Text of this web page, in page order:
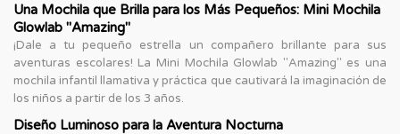
Una Mochila que Brilla para los Más Pequeños: Mini Mochila
Glowlab "Amazing"
¡Dale a tu pequeño estrella un compañero brillante para sus
aventuras escolares! La Mini Mochila Glowlab "Amazing" es una
mochila infantil llamativa y práctica que cautivará la imaginación de
los niños a partir de los 3 años.
Diseño Luminoso para la Aventura Nocturna